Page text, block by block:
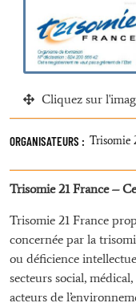
Cliquez sur
ORGANISATEURS : Trisomie
Trisomie 21 France –
Trisomie 21 France
concernée par la
ou déficience
secteurs social,
acteurs de